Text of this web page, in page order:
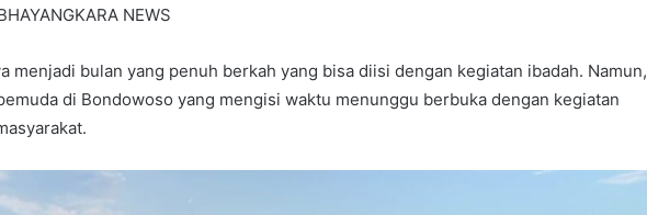
NEWS
menjadi bulan yang penuh berkah yang bisa diisi dengan kegiatan ibadah. Namun,
di Bondowoso yang mengisi waktu menunggu berbuka dengan kegiatan